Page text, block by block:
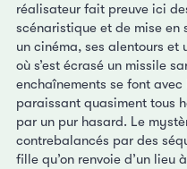
réalisateur fait preuve ici
scénaristique et de mise en
un cinéma, ses alentours
où s’est écrasé un missile
enchaînements se font
paraissant quasiment tous
par un pur hasard. Le
contrebalancés par des
fille qu’on renvoie d’un lieu